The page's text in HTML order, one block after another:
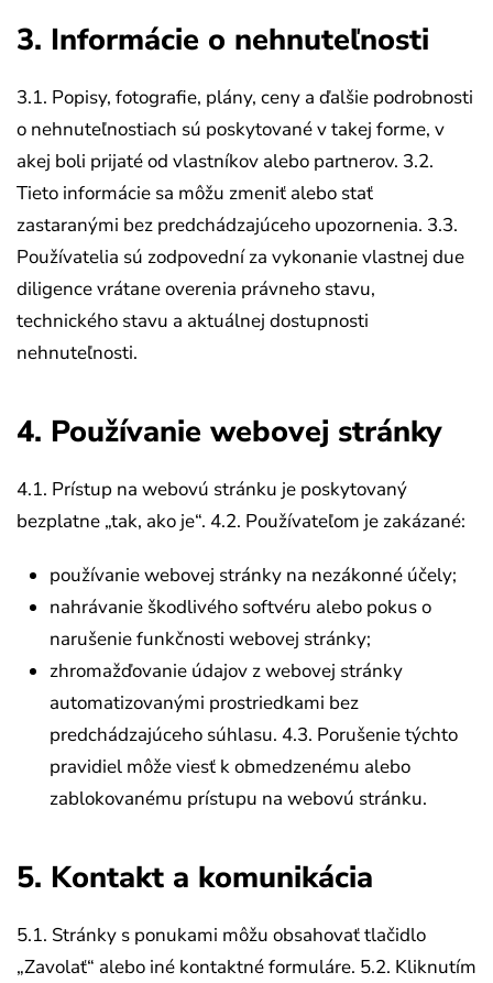
3. Informácie o nehnuteľnosti
3.1. Popisy, fotografie, plány, ceny a ďalšie podrobnosti
o nehnuteľnostiach sú poskytované v takej forme, v
akej boli prijaté od vlastníkov alebo partnerov. 3.2.
Tieto informácie sa môžu zmeniť alebo stať
zastaranými bez predchádzajúceho upozornenia. 3.3.
Používatelia sú zodpovední za vykonanie vlastnej due
diligence vrátane overenia právneho stavu,
technického stavu a aktuálnej dostupnosti
nehnuteľnosti.
4. Používanie webovej stránky
4.1. Prístup na webovú stránku je poskytovaný
bezplatne „tak, ako je“. 4.2. Používateľom je zakázané:
používanie webovej stránky na nezákonné účely;
nahrávanie škodlivého softvéru alebo pokus o
narušenie funkčnosti webovej stránky;
zhromažďovanie údajov z webovej stránky
automatizovanými prostriedkami bez
predchádzajúceho súhlasu. 4.3. Porušenie týchto
pravidiel môže viesť k obmedzenému alebo
zablokovanému prístupu na webovú stránku.
5. Kontakt a komunikácia
5.1. Stránky s ponukami môžu obsahovať tlačidlo
„Zavolať“ alebo iné kontaktné formuláre. 5.2. Kliknutím